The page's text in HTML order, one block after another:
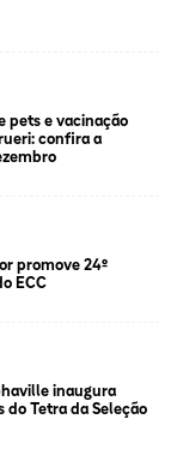
pets e vacinação
confira a
promove 24º
ECC
inaugura
do Tetra da Seleção